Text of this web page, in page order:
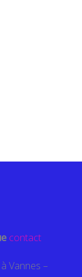
contact
Vannes –